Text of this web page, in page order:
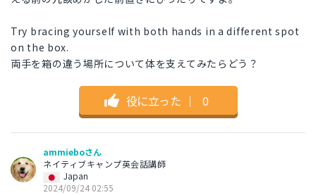
Try bracing yourself with both hands in a different spot
on the box.
両手を箱の違う場所について体を支えてみたらどう？
役に立った ｜ 0
ammieboさん
ネイティブキャンプ英会話講師
Japan
2024/09/24 02:55